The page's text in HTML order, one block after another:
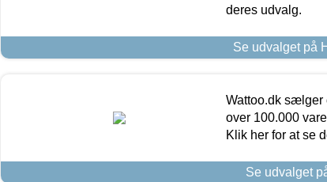
deres udvalg.
Se udvalget på
Wattoo.dk sælger
over 100.000
Klik her for at se
Se udvalget